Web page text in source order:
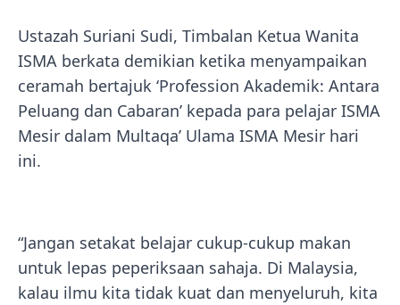
Ustazah Suriani Sudi, Timbalan Ketua Wanita
ISMA berkata demikian ketika menyampaikan
ceramah bertajuk ‘Profession Akademik: Antara
Peluang dan Cabaran’ kepada para pelajar ISMA
Mesir dalam Multaqa’ Ulama ISMA Mesir hari
ini.
“Jangan setakat belajar cukup-cukup makan
untuk lepas peperiksaan sahaja. Di Malaysia,
kalau ilmu kita tidak kuat dan menyeluruh, kita